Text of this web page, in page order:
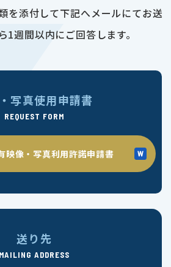
を添付して下記へメールにてお送
1週間以内にご回答します。
写真使用申請書
REQUEST FORM
映像・写真利用許諾申請書
送り先
MAILING ADDRESS